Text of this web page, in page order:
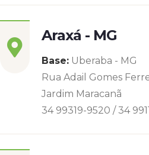
Araxá - MG
Base: Uberaba - MG
Rua Adail Gomes
Jardim Maracanã
34 99319-9520 / 34